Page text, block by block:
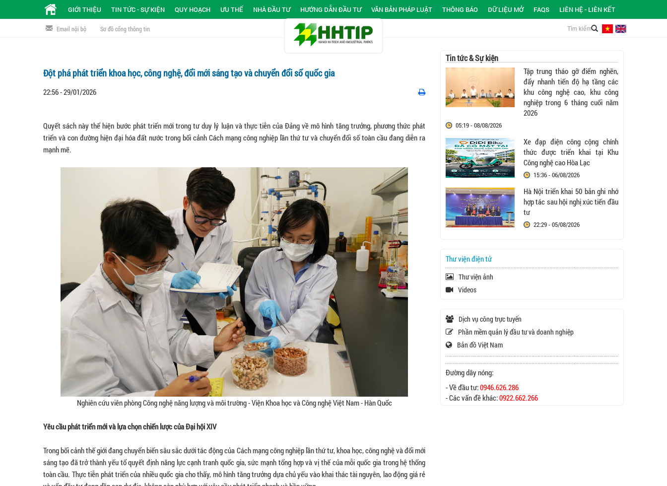
GIỚI THIỆU TIN TỨC - SỰ KIỆN QUY HOẠCH ƯU THẾ NHÀ ĐẦU TƯ HƯỚNG DẪN ĐẦU TƯ VĂN BẢN PHÁP LUẬT THÔNG BÁO DỮ LIỆU MỞ FAQS LIÊN HỆ - LIÊN KẾT
Email nội bộ Sơ đồ cổng thông tin
Đột phá phát triển khoa học, công nghệ, đổi mới sáng tạo và chuyển đổi số quốc gia
22:56 - 29/01/2026
Quyết sách này thể hiện bước phát triển mới trong tư duy lý luận và thực tiễn của Đảng về mô hình tăng trưởng, phương thức phát
triển và con đường hiện đại hóa đất nước trong bối cảnh Cách mạng công nghiệp lần thứ tư và chuyển đổi số toàn cầu đang diễn ra
mạnh mẽ.
Nghiên cứu viên phòng Công nghệ năng lượng và môi trường - Viện Khoa học và Công nghệ Việt Nam - Hàn Quốc
Yêu cầu phát triển mới và lựa chọn chiến lược của Đại hội XIV
Trong bối cảnh thế giới đang chuyển biến sâu sắc dưới tác động của Cách mạng công nghiệp lần thứ tư, khoa học, công nghệ và đổi mới
sáng tạo đã trở thành yếu tố quyết định năng lực cạnh tranh quốc gia, sức mạnh tổng hợp và vị thế của mỗi quốc gia trong hệ thống
toàn cầu. Thực tiễn phát triển của nhiều quốc gia cho thấy, mô hình tăng trưởng dựa chủ yếu vào khai thác tài nguyên, lao động giá rẻ
Tin tức & Sự kiện
Tập trung tháo gỡ điểm nghẽn,
đẩy nhanh tiến độ hạ tầng các
khu công nghệ cao, khu công
nghiệp trong 6 tháng cuối năm
2026
05:19 - 08/08/2026
Xe đạp điện công cộng chính
thức được triển khai tại Khu
Công nghệ cao Hòa Lạc
15:36 - 06/08/2026
Hà Nội triển khai 50 bản ghi nhớ
hợp tác sau hội nghị xúc tiến đầu
tư
22:29 - 05/08/2026
Thư viện điện tử
Thư viện ảnh
Videos
Dịch vụ công trực tuyến
Phần mềm quản lý đầu tư và doanh nghiệp
Bản đồ Việt Nam
Đường dây nóng:
- Về đầu tư:0946.626.286
- Các vấn đề khác:0922.662.266